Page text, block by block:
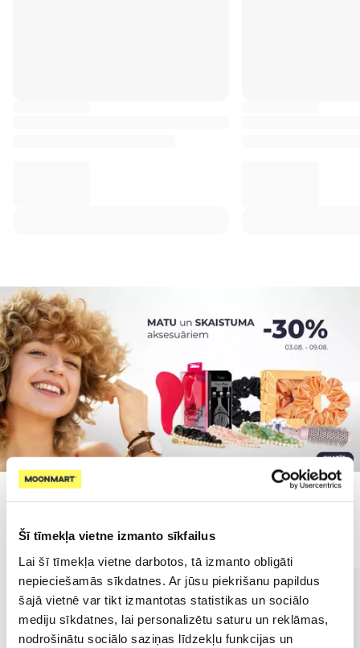
Šī tīmekļa vietne izmanto sīkfailus
Lai šī tīmekļa vietne darbotos, tā izmanto obligāti
nepieciešamās sīkdatnes. Ar jūsu piekrišanu papildus
šajā vietnē var tikt izmantotas statistikas un sociālo
mediju sīkdatnes, lai personalizētu saturu un reklāmas,
nodrošinātu sociālo saziņas līdzekļu funkcijas un